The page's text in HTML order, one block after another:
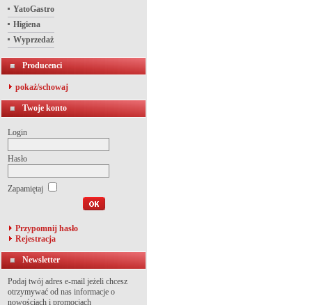
YatoGastro
Higiena
Wyprzedaż
Producenci
pokaż/schowaj
Twoje konto
Login
Hasło
Zapamiętaj
Przypomnij hasło
Rejestracja
Newsletter
Podaj twój adres e-mail jeżeli chcesz
otrzymywać od nas informacje o
nowościach i promocjach